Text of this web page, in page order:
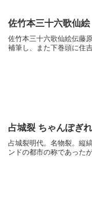
佐竹本三十六歌仙
佐竹本三十六歌仙絵伝藤
補筆し、また下巻頭に住
占城裂 ちゃんぽぎれ
占城裂明代。名物裂。縦
ンドの都市の称であった